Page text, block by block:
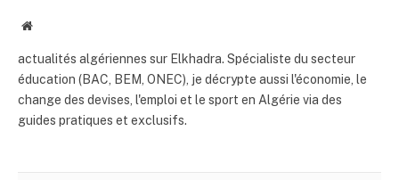
Website
actualités algériennes sur Elkhadra. Spécialiste du secteur
éducation (BAC, BEM, ONEC), je décrypte aussi l'économie, le
change des devises, l'emploi et le sport en Algérie via des
guides pratiques et exclusifs.